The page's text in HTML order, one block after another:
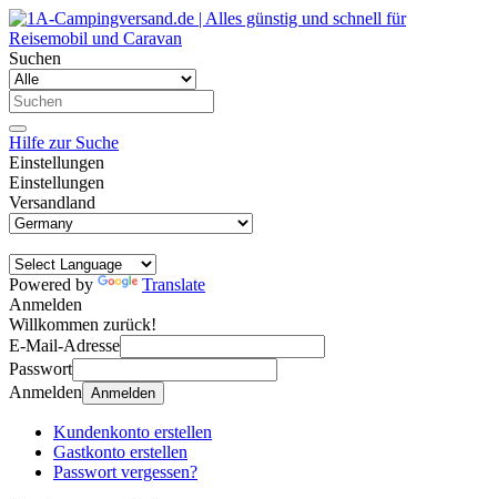
Suchen
Hilfe zur Suche
Einstellungen
Einstellungen
Versandland
Powered by
Translate
Anmelden
Willkommen zurück!
E-Mail-Adresse
Passwort
Anmelden Anmelden
Kundenkonto erstellen
Gastkonto erstellen
Passwort vergessen?